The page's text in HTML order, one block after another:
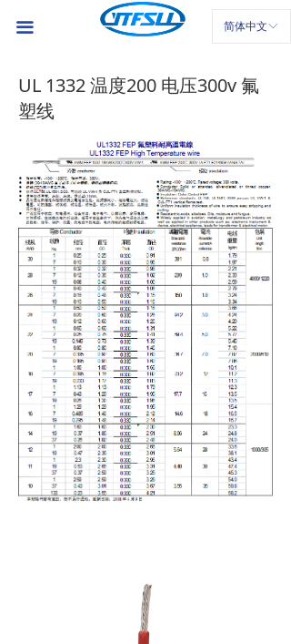
끀
首页
产品中心
联系我们
ꀅ
简体中文
UL 1332 温度200 电压300v 氟
塑线